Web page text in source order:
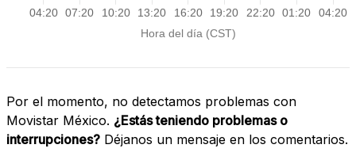
Por el momento, no detectamos problemas con
Movistar México. ¿Estás teniendo problemas o
interrupciones? Déjanos un mensaje en los comentarios.